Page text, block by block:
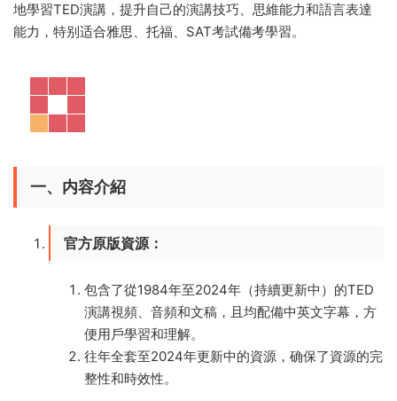
地學習TED演講，提升自己的演講技巧、思維能力和語言表達
能力，特别适合雅思、托福、SAT考試備考學習。
一、内容介紹
官方原版資源：
包含了從1984年至2024年（持續更新中）的TED
演講視頻、音頻和文稿，且均配備中英文字幕，方
便用戶學習和理解。
往年全套至2024年更新中的資源，确保了資源的完
整性和時效性。